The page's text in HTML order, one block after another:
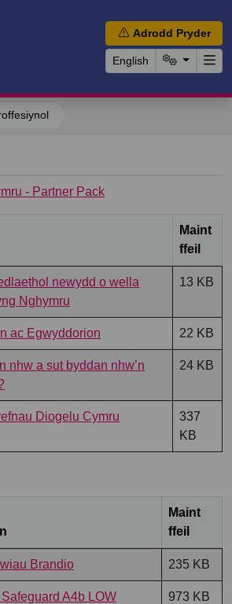
Adrodd Pryder
English
- Partner Pack
Maint
ffeil
newydd o wella
Nghymru
13 KB
ac Egwyddorion 22 KB
nhw a sut byddan nhw’n
24 KB
Diogelu Cymru
337
KB
Maint
ffeil
Brandio 235 KB
A4b LOW 973 KB